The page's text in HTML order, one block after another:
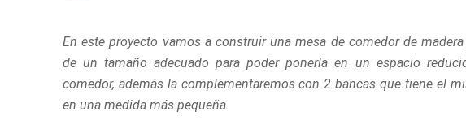
En este proyecto vamos a construir una mesa de comedor de
de un tamaño adecuado para poder ponerla en un espacio
comedor, además la complementaremos con 2 bancas que tiene el
en una medida más pequeña.